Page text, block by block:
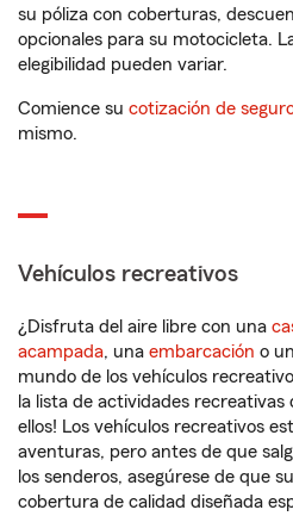
su póliza con coberturas,
opcionales para su motocicleta.
elegibilidad pueden variar.
Comience su cotización de
mismo.
Vehículos recreativos
¿Disfruta del aire libre con una
acampada, una embarcación o un
mundo de los vehículos
la lista de actividades
ellos! Los vehículos recreativos
aventuras, pero antes de que
los senderos, asegúrese de que
cobertura de calidad diseñada